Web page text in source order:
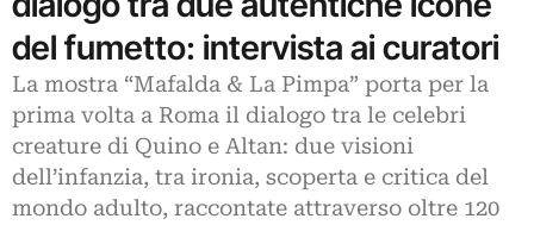
del fumetto: intervista ai curatori
La mostra “Mafalda & La Pimpa” porta per la
prima volta a Roma il dialogo tra le celebri
creature di Quino e Altan: due visioni
dell’infanzia, tra ironia, scoperta e critica del
mondo adulto, raccontate attraverso oltre 120